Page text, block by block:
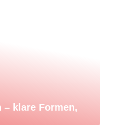
– klare Formen,